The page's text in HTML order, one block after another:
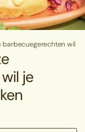
barbecuegerechten wil
je